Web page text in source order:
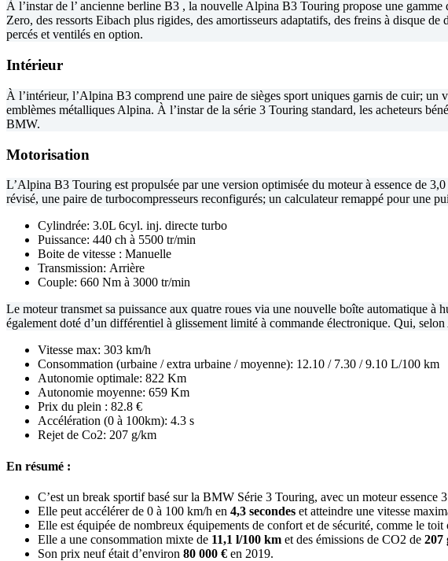
À l’instar de l’ ancienne berline B3 , la nouvelle Alpina B3 Touring propose une
Zero, des ressorts Eibach plus rigides, des amortisseurs adaptatifs, des freins à disque
percés et ventilés en option.
Intérieur
À l’intérieur, l’Alpina B3 comprend une paire de sièges sport uniques garnis de cuir;
emblèmes métalliques Alpina. À l’instar de la série 3 Touring standard, les acheteurs
BMW.
Motorisation
L’Alpina B3 Touring est propulsée par une version optimisée du moteur à essence de
révisé, une paire de turbocompresseurs reconfigurés; un calculateur remappé pour une
Cylindrée: 3.0L 6cyl. inj. directe turbo
Puissance: 440 ch à 5500 tr/min
Boite de vitesse : Manuelle
Transmission: Arrière
Couple: 660 Nm à 3000 tr/min
Le moteur transmet sa puissance aux quatre roues via une nouvelle boîte automatique
également doté d’un différentiel à glissement limité à commande électronique. Qui,
Vitesse max: 303 km/h
Consommation (urbaine / extra urbaine / moyenne): 12.10 / 7.30 / 9.10 L/100 km
Autonomie optimale: 822 Km
Autonomie moyenne: 659 Km
Prix du plein : 82.8 €
Accélération (0 à 100km): 4.3 s
Rejet de Co2: 207 g/km
En résumé :
C’est un break sportif basé sur la BMW Série 3 Touring, avec un moteur essence
Elle peut accélérer de 0 à 100 km/h en 4,3 secondes et atteindre une vitesse
Elle est équipée de nombreux équipements de confort et de sécurité, comme le
Elle a une consommation mixte de 11,1 l/100 km et des émissions de CO2 de 207
Son prix neuf était d’environ 80 000 € en 2019.